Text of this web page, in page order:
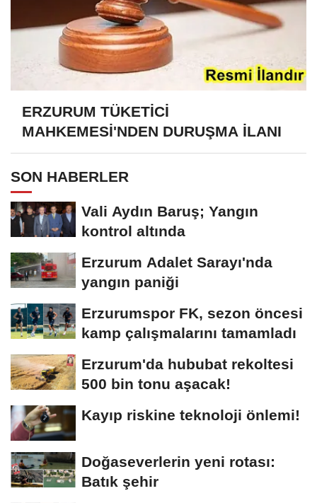
ERZURUM TÜKETİCİ
MAHKEMESİ'NDEN DURUŞMA İLANI
SON HABERLER
Vali Aydın Baruş; Yangın
kontrol altında
Erzurum Adalet Sarayı'nda
yangın paniği
Erzurumspor FK, sezon öncesi
kamp çalışmalarını tamamladı
Erzurum'da hububat rekoltesi
500 bin tonu aşacak!
Kayıp riskine teknoloji önlemi!
Doğaseverlerin yeni rotası:
Batık şehir